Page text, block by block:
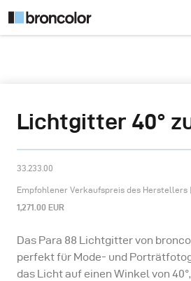
Lichtgitter 40°
33.233.00
Empfohlener Verkaufspreis des Herstellers |
1,271.00 EUR
Das Para 88 Lichtgitter von
perfekt für Mode- und
das Licht auf einen Winkel von